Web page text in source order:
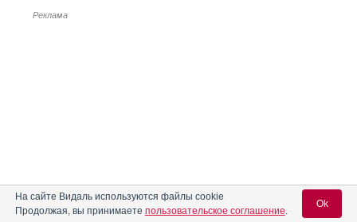
Реклама
На сайте Видаль используются файлы cookie
Продолжая, вы принимаете пользовательское соглашение.
Ok